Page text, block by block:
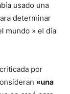
usado una
determinar
mundo » el día
por
«una